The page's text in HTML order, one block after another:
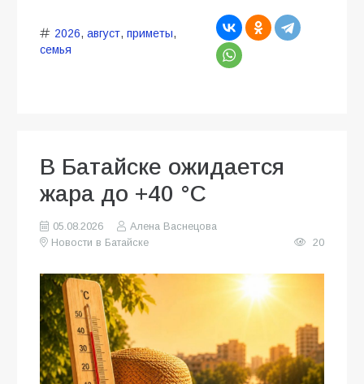
2026, август, приметы,
семья
В Батайске ожидается
жара до +40 °C
05.08.2026
Алена Васнецова
Новости в Батайске
20